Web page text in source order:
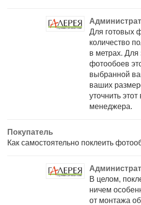
Для готовых
количество
в метрах. Для
фотообоев
выбранной
ваших
уточнить
менеджера.
Покупатель
Как самостоятельно поклеить
В целом,
ничем
от монтажа